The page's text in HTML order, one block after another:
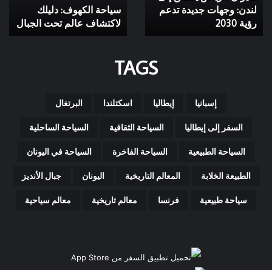
جديدة
تدعم
رؤية
لندن: وجهات جديدة تدعم
رؤية 2030
الجبال
سياحة الكهوف: دليلك
لاكتشاف عالم تحت الجبال
TAGS
إسبانيا إيطاليا اسكتلندا البرتغال
السفر إلى إيطاليا السياحة الثقافية السياحة الساحلية
السياحة الطبيعية السياحة الفاخرة السياحة في اليونان
الطبيعة الخلابة المعالم التاريخية اليونان جبال الأنديز
سياحة طبيعية فرنسا معالم تاريخية معالم سياحية